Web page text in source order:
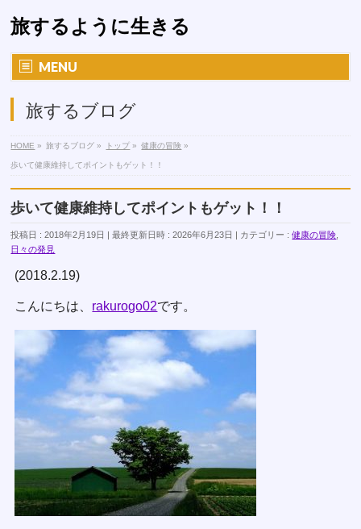
旅するように生きる
MENU
旅するブログ
HOME » 旅するブログ » トップ » 健康の冒険 »
歩いて健康維持してポイントもゲット！！
歩いて健康維持してポイントもゲット！！
投稿日 : 2018年2月19日 最終更新日時 : 2026年6月23日 カテゴリー :健康の冒険
日々の発見
(2018.2.19)
こんにちは、 rakurogo02です。